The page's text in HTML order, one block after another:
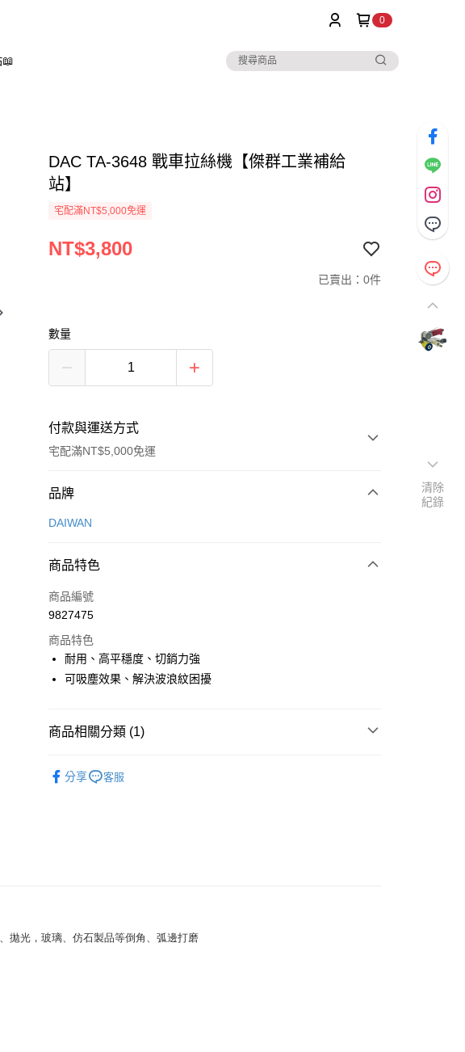
0
DAC TA-3648 戰車拉絲機【傑群工業補給
站】
宅配滿NT$5,000免運
NT$3,800
已賣出：0件
數量
付款與運送方式
宅配滿NT$5,000免運
付款方式
信用卡一次付款
Apple Pay
街口支付
悠遊付
全家取貨付款
付款後7-11取貨
品牌
DAIWAN
商品特色
商品編號
9827475
商品特色
耐用、高平穩度、切銷力強
可吸塵效果、解決波浪紋困擾
商品相關分類 (1)
分享
客服
拋光，玻璃、仿石製品等倒角、弧邊打磨
清除
紀錄